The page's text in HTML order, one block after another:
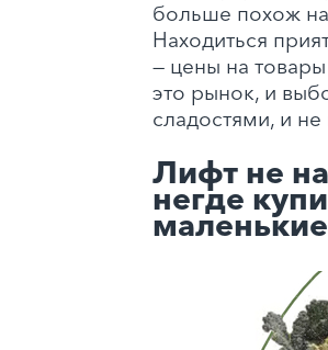
больше похож
Находиться
— цены на
это рынок, и
сладостями, и
Лифт не
негде
маленькие